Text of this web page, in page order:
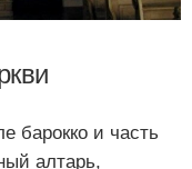
барокко и часть
алтарь,